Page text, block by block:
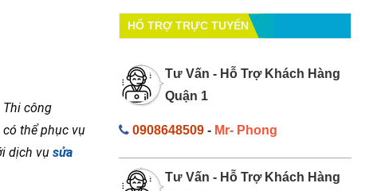
Thi công
thể phục vụ
dịch vụ sửa
HỔ TRỢ TRỰC TUYẾN
Tư Vấn - Hỗ Trợ Khách Hàng
Quận 1
0908648509- Mr- Phong
Tư Vấn - Hỗ Trợ Khách Hàng